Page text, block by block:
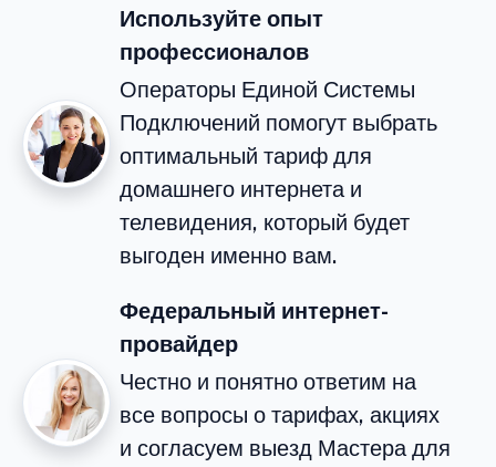
Используйте опыт
профессионалов
Операторы Единой Системы
Подключений помогут выбрать
оптимальный тариф для
домашнего интернета и
телевидения, который будет
выгоден именно вам.
Федеральный интернет-
провайдер
Честно и понятно ответим на
все вопросы о тарифах, акциях
и согласуем выезд Мастера для